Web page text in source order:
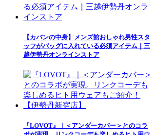
【カバンの中身】メンズ館おしゃれ男性スタ
ッフがバッグに入れている必須アイテム｜三
越伊勢丹オンラインストア
『LOVOT』｜＜アンダーカバー＞とのコラ